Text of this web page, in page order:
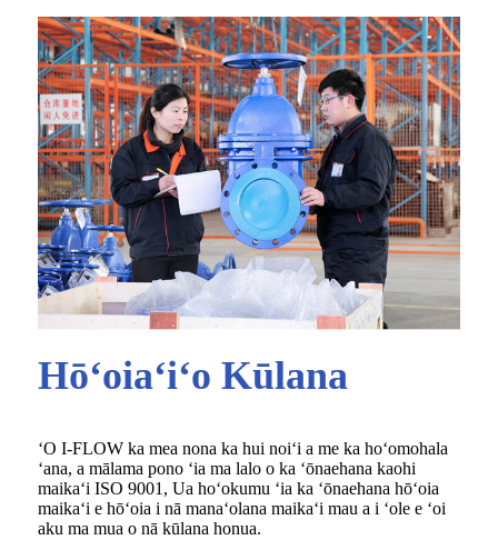
Hōʻoiaʻiʻo Kūlana
ʻO I-FLOW ka mea nona ka hui noiʻi a me ka hoʻomohala
ʻana, a mālama pono ʻia ma lalo o ka ʻōnaehana kaohi
maikaʻi ISO 9001, Ua hoʻokumu ʻia ka ʻōnaehana hōʻoia
maikaʻi e hōʻoia i nā manaʻolana maikaʻi mau a i ʻole e ʻoi
aku ma mua o nā kūlana honua.